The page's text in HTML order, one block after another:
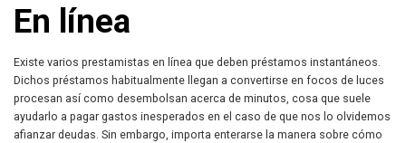
En línea
Existe varios prestamistas en línea que deben préstamos instantáneos.
Dichos préstamos habitualmente llegan a convertirse en focos de luces
procesan así­ como desembolsan acerca de minutos, cosa que suele
ayudarlo a pagar gastos inesperados en el caso de que nos lo olvidemos
afianzar deudas. Sin embargo, importa enterarse la manera sobre cómo